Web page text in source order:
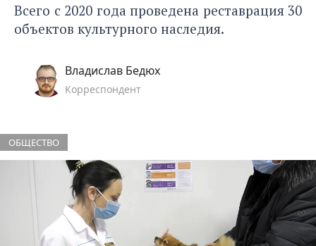
Всего с 2020 года проведена реставрация 30
объектов культурного наследия.
Владислав Бедюх
Корреспондент
ОБЩЕСТВО